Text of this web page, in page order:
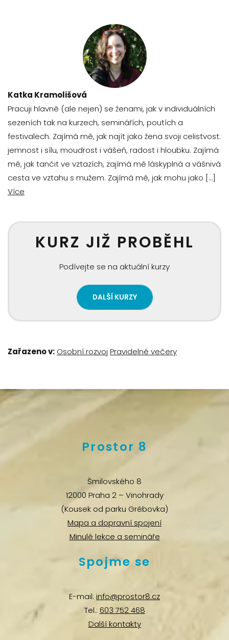
Katka Kramolišová
Pracuji hlavně (ale nejen) se ženami, jak v individuálních
sezeních tak na kurzech, seminářích, poutích a
festivalech. Zajímá mě, jak najít jako žena svoji celistvost:
jemnost i sílu, moudrost i vášeň, radost i hloubku. Zajímá
mě, jak tančit ve vztazích, zajímá mě láskyplná a vášnivá
cesta ve vztahu s mužem. Zajímá mě, jak mohu jako […]
Více
KURZ JIŽ PROBĚHL
Podívejte se na aktuální kurzy
DALŠÍ KURZY
Zařazeno v: Osobní rozvoj Pravidelné večery
Prostor 8
Šmilovského 8
12000 Praha 2 – Vinohrady
(Kousek od parku Grébovka)
Mapa a dopravní spojení
Minulé lekce a semináře
Spojme se
E-mail: info@prostor8.cz
Tel.: 603 752 468
Další kontakty